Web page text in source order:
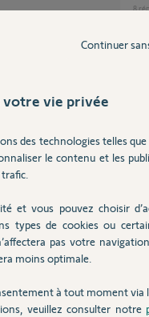
8
Changement de propriétaire - matériel
Changement compte suite changement
votre vie privée
des technologies telles
le contenu et les
et vous pouvez choisir
types de cookies ou
pas votre
moins optimale.
à tout moment via
veuillez consulter notre
Continuer